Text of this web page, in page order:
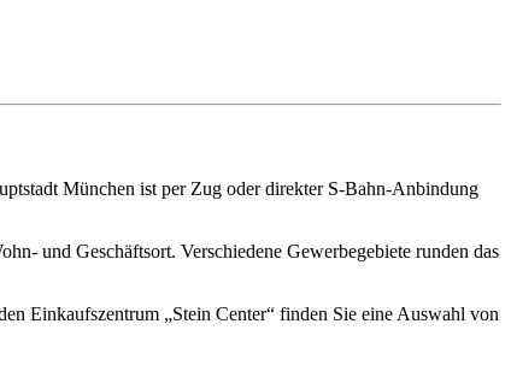
München ist per Zug oder direkter S-Bahn-Anbindung
und Geschäftsort. Verschiedene Gewerbegebiete runden das
Einkaufszentrum „Stein Center“ finden Sie eine Auswahl von